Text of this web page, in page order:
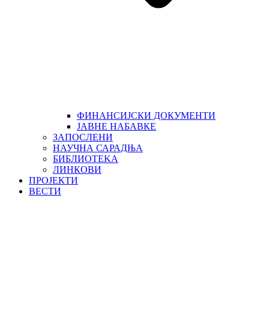
ФИНАНСИЈСКИ ДОКУМЕНТИ
ЈАВНЕ НАБАВКЕ
ЗАПОСЛЕНИ
НАУЧНА САРАДЊА
БИБЛИОТЕKА
ЛИНКОВИ
ПРОЈЕКТИ
ВЕСТИ